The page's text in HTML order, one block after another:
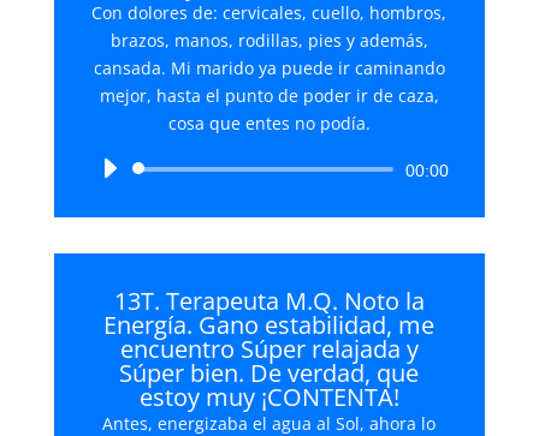
Con dolores de: cervicales, cuello, hombros,
brazos, manos, rodillas, pies y además,
cansada. Mi marido ya puede ir caminando
mejor, hasta el punto de poder ir de caza,
cosa que entes no podía.
Reproductor
audio
00:00
13T. Terapeuta M.Q. Noto la
Energía. Gano estabilidad, me
encuentro Súper relajada y
Súper bien. De verdad, que
estoy muy ¡CONTENTA!
Antes, energizaba el agua al Sol, ahora lo